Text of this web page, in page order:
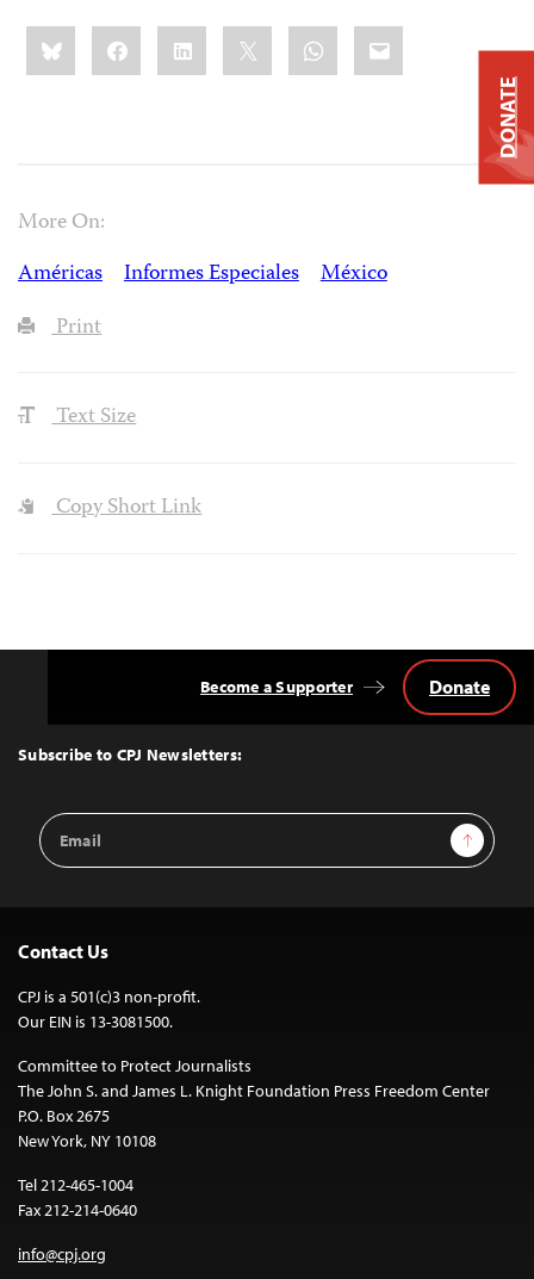
Share
this:BlueskyFacebookLinkedIn WhatsApp
Email
More On:
Américas
Informes Especiales
México
Print
Text Size
Copy Short Link
Top
Subscribe to CPJ Newsletters:
Email
Address
Sign Up
Become a Supporter Donate
Contact Us
CPJ is a 501(c)3 non-profit.
Our EIN is 13-3081500.
Committee to Protect Journalists
The John S. and James L. Knight Foundation Press Freedom Center
P.O. Box 2675
New York, NY 10108
Tel 212-465-1004
Fax 212-214-0640
info@cpj.org
DONATE